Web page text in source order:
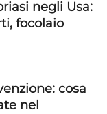
negli Usa:
focolaio
cosa
nel